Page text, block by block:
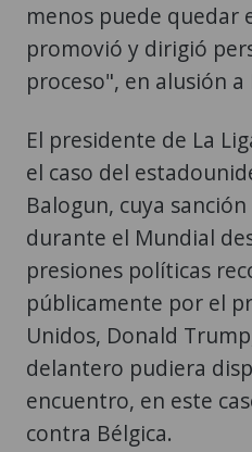
menos puede quedar
promovió y dirigió
proceso", en alusión
El presidente de La
el caso del
Balogun, cuya
durante el Mundial
presiones políticas
públicamente por el
Unidos, Donald
delantero pudiera
encuentro, en este
contra Bélgica.